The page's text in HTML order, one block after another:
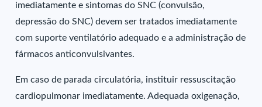
imediatamente e sintomas do SNC (convulsão,
depressão do SNC) devem ser tratados imediatamente
com suporte ventilatório adequado e a administração de
fármacos anticonvulsivantes.
Em caso de parada circulatória, instituir ressuscitação
cardiopulmonar imediatamente. Adequada oxigenação,